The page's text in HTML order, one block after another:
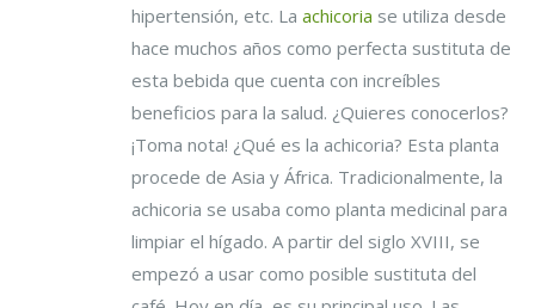
hipertensión, etc. La achicoria se utiliza desde
hace muchos años como perfecta sustituta de
esta bebida que cuenta con increíbles
beneficios para la salud. ¿Quieres conocerlos?
¡Toma nota! ¿Qué es la achicoria? Esta planta
procede de Asia y África. Tradicionalmente, la
achicoria se usaba como planta medicinal para
limpiar el hígado. A partir del siglo XVIII, se
empezó a usar como posible sustituta del